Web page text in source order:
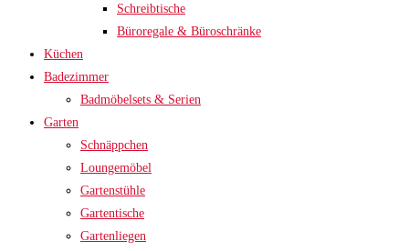
Schreibtische
Büroregale & Büroschränke
Küchen
Badezimmer
Badmöbelsets & Serien
Garten
Schnäppchen
Loungemöbel
Gartenstühle
Gartentische
Gartenliegen